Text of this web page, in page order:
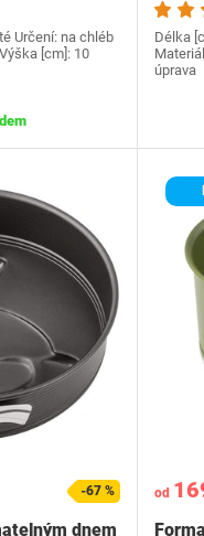
Určení: na chléb
[cm]: 10
Délka
úprava
-67 %
dnem
od